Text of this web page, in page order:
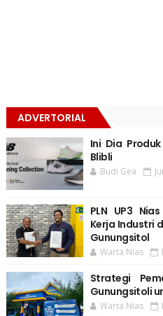
ADVERTORIAL
Ini Dia
Blibli
Budi Gea
PLN UP3
Kerja Industri
Gunungsitol
Warta Nias
Strategi
Gunungsitoli
Warta Nias